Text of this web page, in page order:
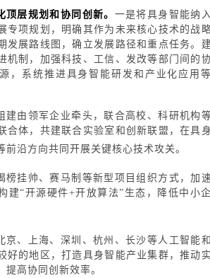
顶层规划和协同创新。 一是将具身智能纳
专项规划，明确其作为未来核心技术的战
发展路线图，确立发展路径和重点任务。
机制，加强科技、工信、发改等部门间的
，系统推进具身智能研发和产业化应用
建由领军企业牵头，联合高校、科研机构
合体，共建联合实验室和创新联盟 ，在具
前沿方向共同开展关键核心技术攻关。
榜挂帅、赛马制等新型项目组织方式，加
建“开源硬件+开放算法”生态，降低中小
京、上海、深圳、杭州、长沙等人工智能
好的地区，打造具身智能产业集群 ，推动
提高协同创新效率。